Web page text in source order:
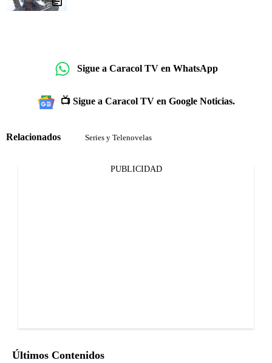
Sigue a Caracol TV en WhatsApp
📺 Sigue a Caracol TV en Google Noticias.
Relacionados Series y Telenovelas
PUBLICIDAD
Últimos Contenidos